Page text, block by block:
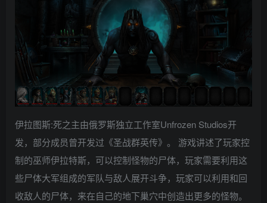
伊拉图斯:死之主由俄罗斯独立工作室Unfrozen Studios开
发，部分成员曾开发过《圣战群英传》。 游戏讲述了玩家控
制的巫师伊拉特斯，可以控制怪物的尸体，玩家需要利用这
些尸体大军组成的军队与敌人展开斗争，玩家可以利用和回
收敌人的尸体，来在自己的地下巢穴中创造出更多的怪物。